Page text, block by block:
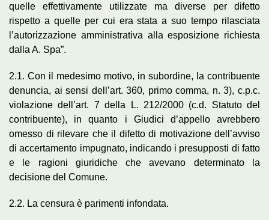
quelle effettivamente utilizzate ma diverse per difetto
rispetto a quelle per cui era stata a suo tempo rilasciata
l’autorizzazione amministrativa alla esposizione richiesta
dalla A. Spa”.
2.1. Con il medesimo motivo, in subordine, la contribuente
denuncia, ai sensi dell’art. 360, primo comma, n. 3), c.p.c.
violazione dell’art. 7 della L. 212/2000 (c.d. Statuto del
contribuente), in quanto i Giudici d’appello avrebbero
omesso di rilevare che il difetto di motivazione dell’avviso
di accertamento impugnato, indicando i presupposti di fatto
e le ragioni giuridiche che avevano determinato la
decisione del Comune.
2.2. La censura è parimenti infondata.